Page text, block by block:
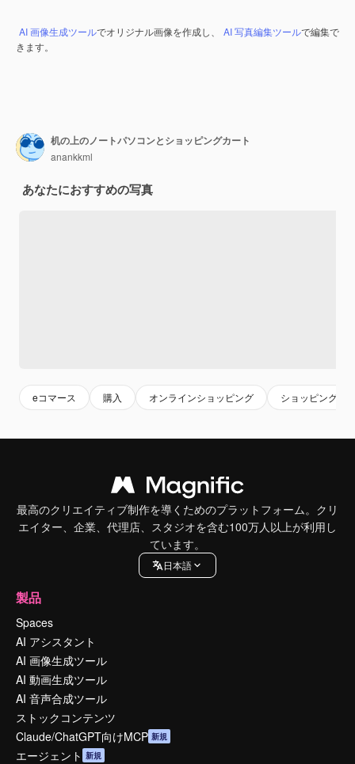
AI 画像生成ツールでオリジナル画像を作成し、 AI 写真編集ツールで編集で
きます。
机の上のノートパソコンとショッピングカート
anankkml
あなたにおすすめの写真
eコマース 購入 オンラインショッピング ショッピングカ
最高のクリエイティブ制作を導くためのプラットフォーム。クリ
エイター、企業、代理店、スタジオを含む100万人以上が利用し
ています。
日本語
製品
Spaces
AI アシスタント
AI 画像生成ツール
AI 動画生成ツール
AI 音声合成ツール
ストックコンテンツ
Claude/ChatGPT向けMCP 新規
エージェント 新規